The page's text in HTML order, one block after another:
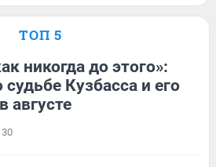
ТОП 5
никогда до этого»:
судьбе Кузбасса и его
августе
30